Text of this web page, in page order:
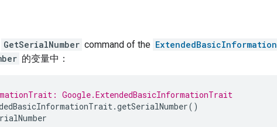
GetSerialNumber command of the ExtendedBasicInformation
的变量中：
Google.ExtendedBasicInformationTrait
.getSerialNumber()